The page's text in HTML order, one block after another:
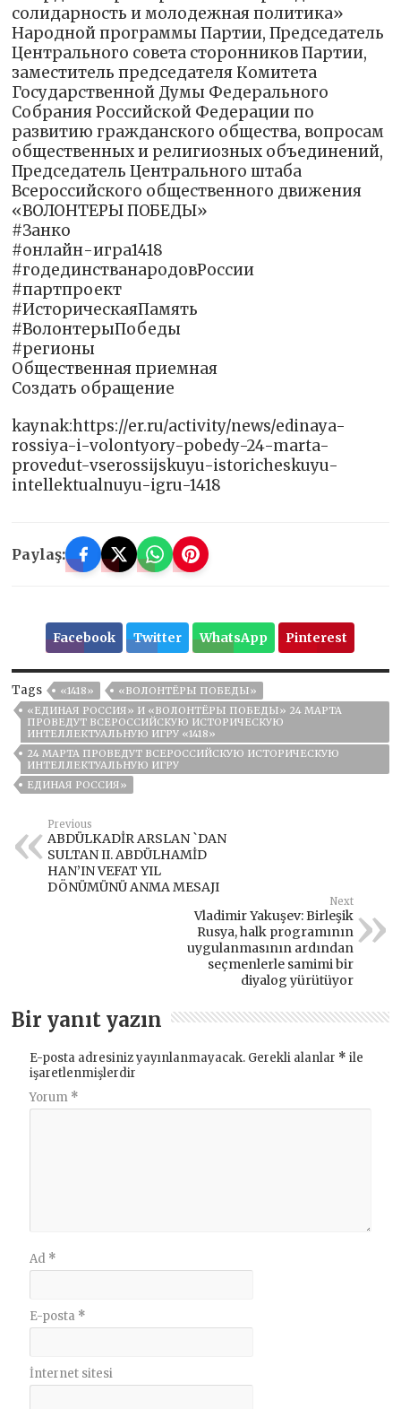
солидарность и молодежная политика»
Народной программы Партии, Председатель
Центрального совета сторонников Партии,
заместитель председателя Комитета
Государственной Думы Федерального
Собрания Российской Федерации по
развитию гражданского общества, вопросам
общественных и религиозных объединений,
Председатель Центрального штаба
Всероссийского общественного движения
«ВОЛОНТЕРЫ ПОБЕДЫ»
#Занко
#онлайн-игра1418
#годединстванародовРоссии
#партпроект
#ИсторическаяПамять
#ВолонтерыПобеды
#регионы
Общественная приемная
Создать обращение
kaynak:https://er.ru/activity/news/edinaya-
rossiya-i-volontyory-pobedy-24-marta-
provedut-vserossijskuyu-istoricheskuyu-
intellektualnuyu-igru-1418
Paylaş:
Facebook Twitter WhatsApp Pinterest
Tags «1418»
«ВОЛОНТЁРЫ ПОБЕДЫ»
«ЕДИНАЯ РОССИЯ» И «ВОЛОНТЁРЫ ПОБЕДЫ» 24 МАРТА
ПРОВЕДУТ ВСЕРОССИЙСКУЮ ИСТОРИЧЕСКУЮ
ИНТЕЛЛЕКТУАЛЬНУЮ ИГРУ «1418»
24 МАРТА ПРОВЕДУТ ВСЕРОССИЙСКУЮ ИСТОРИЧЕСКУЮ
ИНТЕЛЛЕКТУАЛЬНУЮ ИГРУ
ЕДИНАЯ РОССИЯ»
Previous
ABDÜLKADİR ARSLAN `DAN
SULTAN II. ABDÜLHAMİD
HAN’IN VEFAT YIL
DÖNÜMÜNÜ ANMA MESAJI
Next
Vladimir Yakuşev: Birleşik
Rusya, halk programının
uygulanmasının ardından
seçmenlerle samimi bir
diyalog yürütüyor
Bir yanıt yazın
E-posta adresiniz yayınlanmayacak. Gerekli alanlar * ile
işaretlenmişlerdir
Yorum *
Ad *
E-posta *
İnternet sitesi